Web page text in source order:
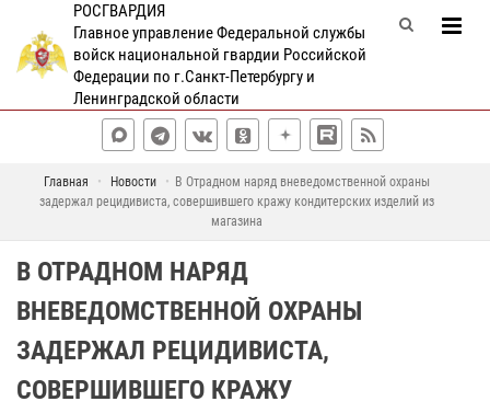
РОСГВАРДИЯ
Главное управление Федеральной службы
войск национальной гвардии Российской
Федерации по г.Санкт-Петербургу и
Ленинградской области
Главная Новости
В Отрадном наряд вневедомственной охраны
задержал рецидивиста, совершившего кражу кондитерских изделий из
магазина
В ОТРАДНОМ НАРЯД
ВНЕВЕДОМСТВЕННОЙ ОХРАНЫ
ЗАДЕРЖАЛ РЕЦИДИВИСТА,
СОВЕРШИВШЕГО КРАЖУ